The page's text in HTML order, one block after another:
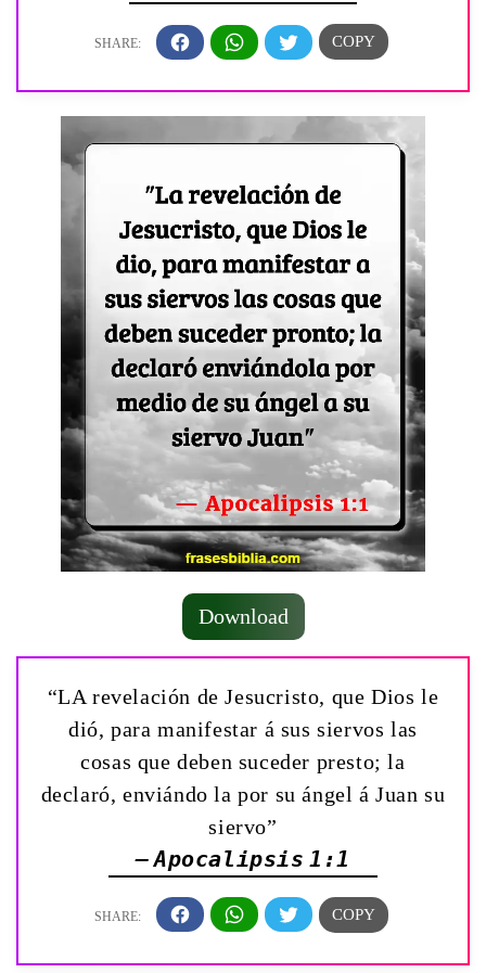
Download
“LA revelación de Jesucristo, que Dios le
dió, para manifestar á sus siervos las
cosas que deben suceder presto; la
declaró, enviándo la por su ángel á Juan su
siervo”
— Apocalipsis 1:1